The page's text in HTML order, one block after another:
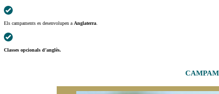
Els campaments es desenvolupen a Anglaterra
Classes opcionals d’anglès.